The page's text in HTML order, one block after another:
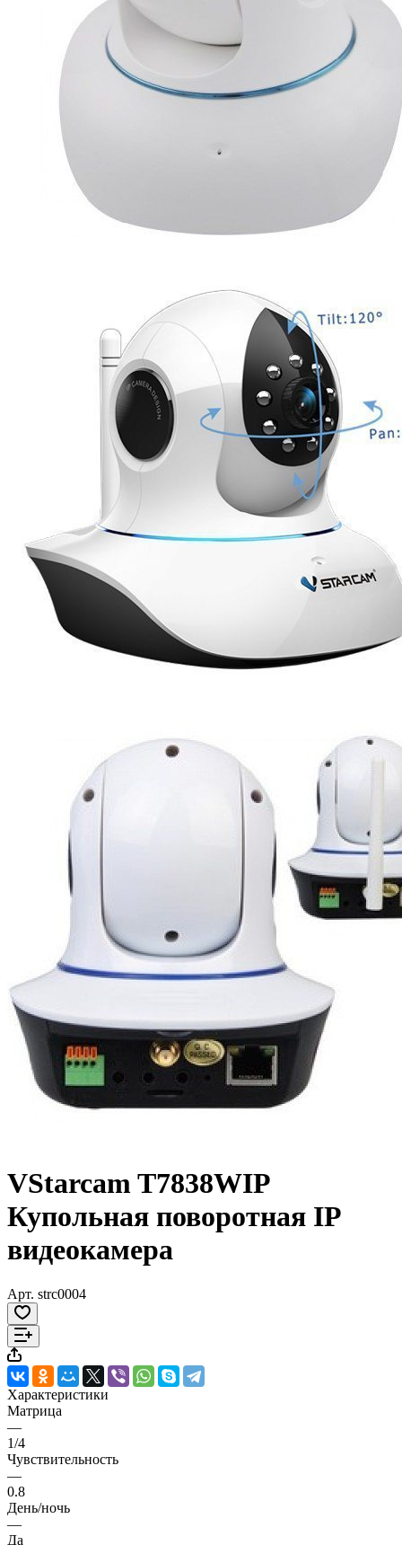
VStarcam T7838WIP
Купольная поворотная IP
видеокамера
Арт. strc0004
Характеристики
Матрица
—
1/4
Чувствительность
—
0.8
День/ночь
—
Да